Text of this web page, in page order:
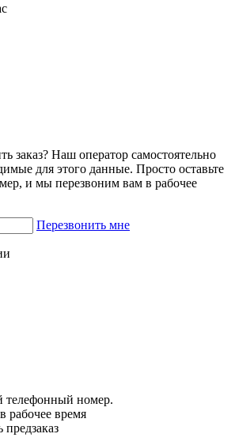
заказ? Наш оператор самостоятельно
для этого данные. Просто оставьте
и мы перезвоним вам в рабочее
Перезвонить мне
телефонный номер.
рабочее время